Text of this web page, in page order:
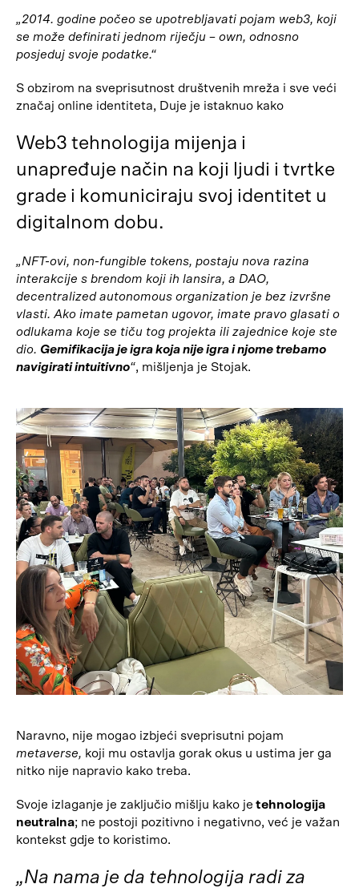
„2014. godine počeo se upotrebljavati pojam web3, koji
se može definirati jednom riječju – own, odnosno
posjeduj svoje podatke.“
S obzirom na sveprisutnost društvenih mreža i sve veći
značaj online identiteta, Duje je istaknuo kako
Web3 tehnologija mijenja i
unapređuje način na koji ljudi i tvrtke
grade i komuniciraju svoj identitet u
digitalnom dobu.
„NFT-ovi, non-fungible tokens, postaju nova razina
interakcije s brendom koji ih lansira, a DAO,
decentralized autonomous organization je bez izvršne
vlasti. Ako imate pametan ugovor, imate pravo glasati o
odlukama koje se tiču tog projekta ili zajednice koje ste
dio. Gemifikacija je igra koja nije igra i njome trebamo
navigirati intuitivno“, mišljenja je Stojak.
Naravno, nije mogao izbjeći sveprisutni pojam
metaverse, koji mu ostavlja gorak okus u ustima jer ga
nitko nije napravio kako treba.
Svoje izlaganje je zaključio mišlju kako je tehnologija
neutralna; ne postoji pozitivno i negativno, već je važan
kontekst gdje to koristimo.
„Na nama je da tehnologija radi za